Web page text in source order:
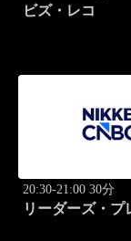
ビズ・レコ
20:30-21:00 30分
リーダーズ・プ